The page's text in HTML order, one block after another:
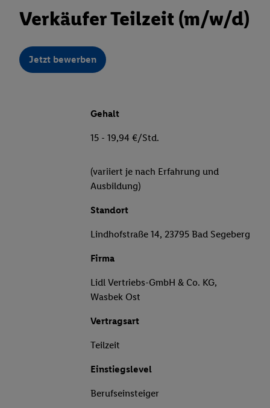
Verkäufer Teilzeit (m/w/d)
Jetzt bewerben
Gehalt
15 - 19,94 €/Std.
(variiert je nach Erfahrung und
Ausbildung)
Standort
Lindhofstraße 14, 23795 Bad Segeberg
Firma
Lidl Vertriebs-GmbH & Co. KG,
Wasbek Ost
Vertragsart
Teilzeit
Einstiegslevel
Berufseinsteiger